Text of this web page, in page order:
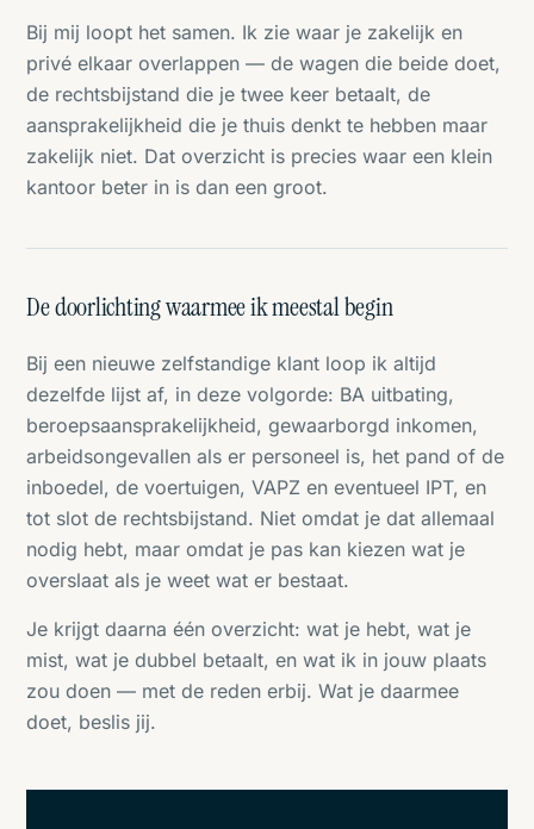
Bij mij loopt het samen. Ik zie waar je zakelijk en
privé elkaar overlappen — de wagen die beide doet,
de rechtsbijstand die je twee keer betaalt, de
aansprakelijkheid die je thuis denkt te hebben maar
zakelijk niet. Dat overzicht is precies waar een klein
kantoor beter in is dan een groot.
De doorlichting waarmee ik meestal begin
Bij een nieuwe zelfstandige klant loop ik altijd
dezelfde lijst af, in deze volgorde: BA uitbating,
beroepsaansprakelijkheid, gewaarborgd inkomen,
arbeidsongevallen als er personeel is, het pand of de
inboedel, de voertuigen, VAPZ en eventueel IPT, en
tot slot de rechtsbijstand. Niet omdat je dat allemaal
nodig hebt, maar omdat je pas kan kiezen wat je
overslaat als je weet wat er bestaat.
Je krijgt daarna één overzicht: wat je hebt, wat je
mist, wat je dubbel betaalt, en wat ik in jouw plaats
zou doen — met de reden erbij. Wat je daarmee
doet, beslis jij.